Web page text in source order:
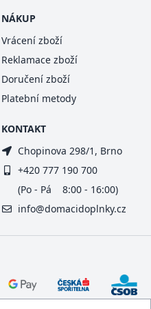
NÁKUP
Vrácení zboží
Reklamace zboží
Doručení zboží
Platební metody
KONTAKT
Chopinova 298/1, Brno
+420 777 190 700
(Po - Pá 8:00 - 16:00)
info@domacidoplnky.cz